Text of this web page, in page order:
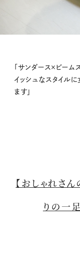
「サンダース×ビー
イッシュなスタイルに
ます」
【おしゃれさ
りの一